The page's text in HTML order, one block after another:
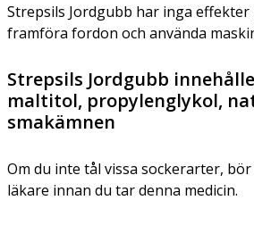
Strepsils Jordgubb har inga
framföra fordon och använda
Strepsils Jordgubb
maltitol, propylenglykol,
smakämnen
Om du inte tål vissa sockerarter,
läkare innan du tar denna medicin.